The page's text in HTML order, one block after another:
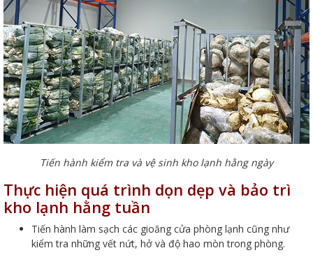
Tiến hành kiểm tra và vệ sinh kho lạnh hằng ngày
Thực hiện quá trình dọn dẹp và bảo trì
kho lạnh hằng tuần
Tiến hành làm sạch các gioăng cửa phòng lạnh cũng như
kiểm tra những vết nứt, hở và độ hao mòn trong phòng.